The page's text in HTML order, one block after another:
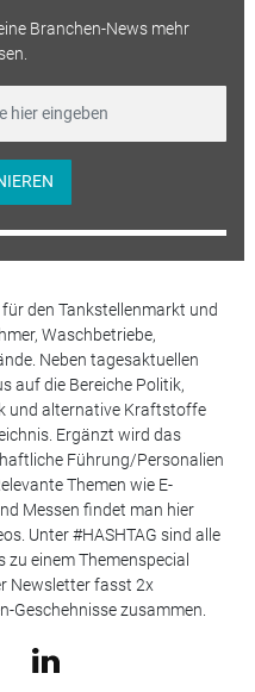
Branchen-News mehr
den Tankstellenmarkt und
Waschbetriebe,
Neben tagesaktuellen
auf die Bereiche Politik,
und alternative Kraftstoffe
Ergänzt wird das
Führung/Personalien
Themen wie E-
Messen findet man hier
Unter #HASHTAG sind alle
einem Themenspecial
Newsletter fasst 2x
Geschehnisse zusammen.